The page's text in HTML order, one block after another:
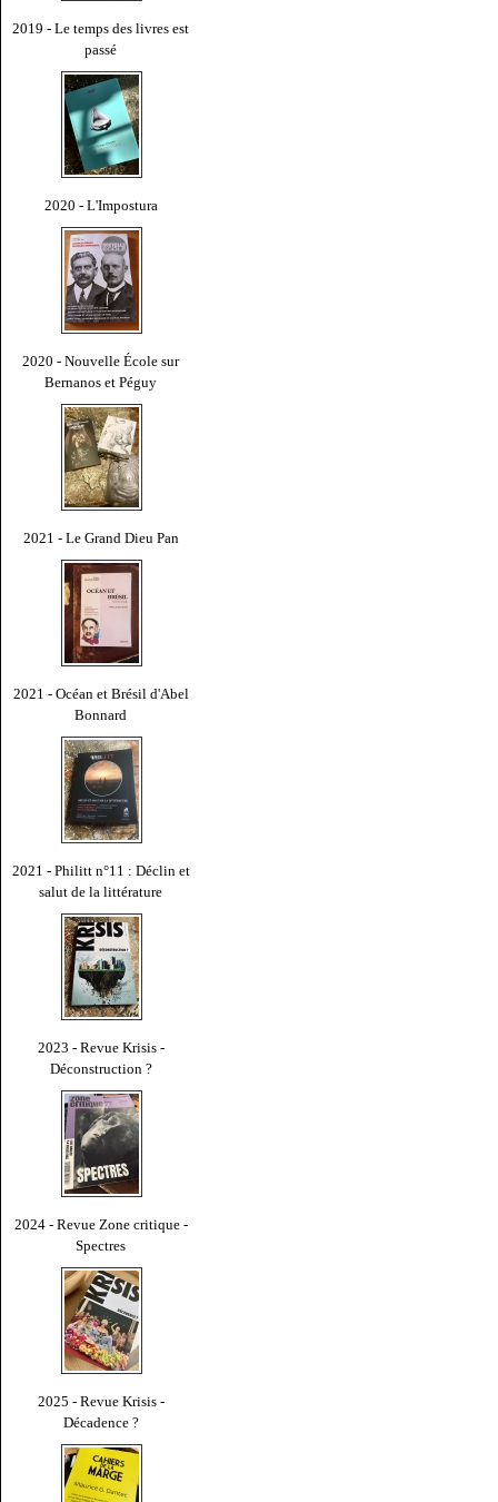
2019 - Le temps des livres est
passé
2020 - L'Impostura
2020 - Nouvelle École sur
Bernanos et Péguy
2021 - Le Grand Dieu Pan
2021 - Océan et Brésil d'Abel
Bonnard
2021 - Philitt n°11 : Déclin et
salut de la littérature
2023 - Revue Krisis -
Déconstruction ?
2024 - Revue Zone critique -
Spectres
2025 - Revue Krisis -
Décadence ?